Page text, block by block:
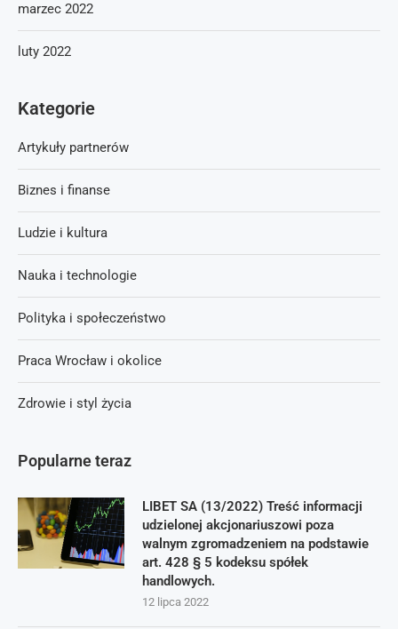
Popularne teraz
LIBET SA (13/2022) Treść informacji
udzielonej akcjonariuszowi poza
walnym zgromadzeniem na podstawie
art. 428 § 5 kodeksu spółek
handlowych.
12 lipca 2022
marzec 2022
luty 2022
Kategorie
Artykuły partnerów
Biznes i finanse
Ludzie i kultura
Nauka i technologie
Polityka i społeczeństwo
Praca Wrocław i okolice
Zdrowie i styl życia